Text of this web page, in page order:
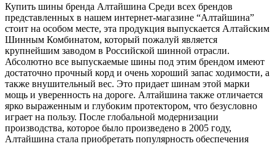
Купить шины бренда Алтайшина Среди всех брендов
представленных в нашем интернет-магазине “Алтайшина”
стоит на особом месте, эта продукция выпускается Алтайским
Шинным Комбинатом, который пожалуй является
крупнейшим заводом в Российской шинной отрасли.
Абсолютно все выпускаемые шины под этим брендом имеют
достаточно прочный корд и очень хороший запас ходимости, а
также внушительный вес. Это придает шинам этой марки
мощь и уверенность на дороге. Алтайшина также отличается
ярко выраженным и глубоким протектором, что безусловно
играет на пользу. После глобальной модернизации
производства, которое было произведено в 2005 году,
Алтайшина стала приобретать популярность обеспечения